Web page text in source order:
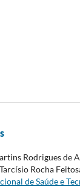
Rodrigues de
Rocha
de Saúde e